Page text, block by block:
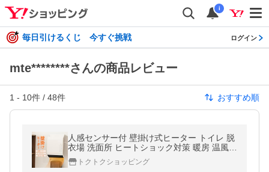
i
毎日引けるくじ 今すぐ挑戦 ログイン
mte********さんの商品レビュー
1 - 10件 / 48件 おすすめ順
人感センサー付 壁掛け式ヒーター トイレ 脱
衣場 洗面所 ヒートショック対策 暖房 温風
リモコン付き【EN】送料無料/壁掛けヒータ
ー トクトクショッピング